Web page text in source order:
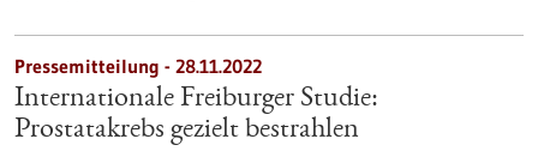
Pressemitteilung - 28.11.2022
Internationale Freiburger Studie:
Prostatakrebs gezielt bestrahlen